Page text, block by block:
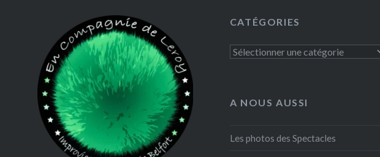
Improman de partir à la retraite
qu’Improboy fait…
Partager :
CATÉGORIES
Catégories
A NOUS AUSSI
Les photos des Spectacles